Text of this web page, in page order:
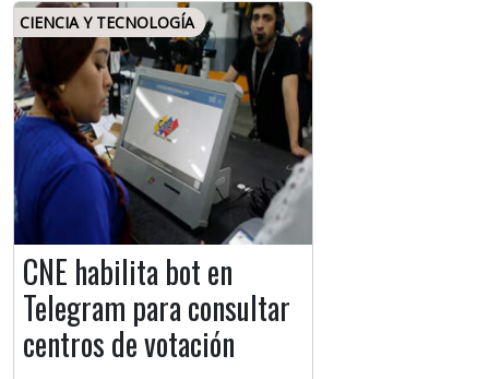
CIENCIA Y TECNOLOGÍA
CNE habilita bot en
Telegram para consultar
centros de votación